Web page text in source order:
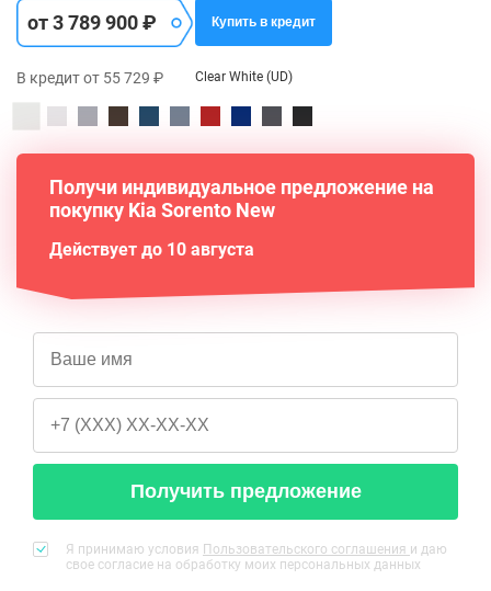
от 3 789 900 ₽
В кредит от 55 729 ₽
Купить в кредит
Clear White (UD)
Получи индивидуальное предложение на
покупку Kia Sorento New
Действует до 10 августа
Получить предложение
Я принимаю условия Пользовательского соглашения и даю
свое согласие на обработку моих персональных данных